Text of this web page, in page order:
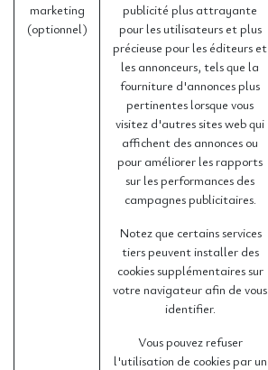
marketing
(optionnel)
publicité plus attrayante
pour les utilisateurs et plus
précieuse pour les éditeurs et
les annonceurs, tels que la
fourniture d'annonces plus
pertinentes lorsque vous
visitez d'autres sites web qui
affichent des annonces ou
pour améliorer les rapports
sur les performances des
campagnes publicitaires.
Notez que certains services
tiers peuvent installer des
cookies supplémentaires sur
votre navigateur afin de vous
identifier.
Vous pouvez refuser
l'utilisation de cookies par un